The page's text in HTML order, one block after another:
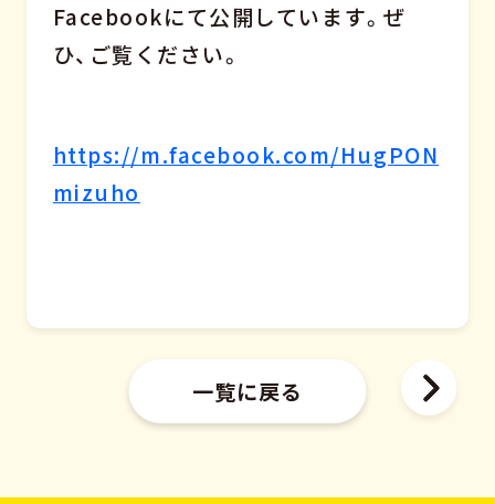
Facebookにて公開しています。ぜ
ひ、ご覧ください。
https://m.facebook.com/HugPON
mizuho
一覧に戻る